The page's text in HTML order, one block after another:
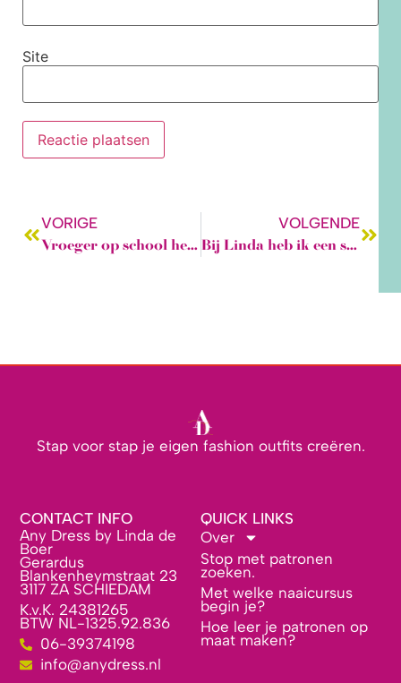
Site
VORIGE
Vroeger op school heb ik leren naaien.
VOLGENDE
Bij Linda heb ik een stukje Snijschool teruggevonden.
Stap voor stap je eigen fashion outfits creëren.
CONTACT INFO
Any Dress by Linda de
Boer
Gerardus
Blankenheymstraat 23
3117 ZA SCHIEDAM
K.v.K. 24381265
BTW NL-1325.92.836
06-39374198
info@anydress.nl
QUICK LINKS
Over
Stop met patronen
zoeken.
Met welke naaicursus
begin je?
Hoe leer je patronen op
maat maken?